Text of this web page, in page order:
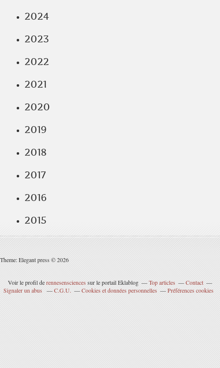
2024
2023
2022
2021
2020
2019
2018
2017
2016
2015
Theme: Elegant press © 2026
Voir le profil derennesensciences sur le portail Eklablog Top articles
Contact
Signaler un abus
C.G.U. Cookies et données personnelles Préférences cookies